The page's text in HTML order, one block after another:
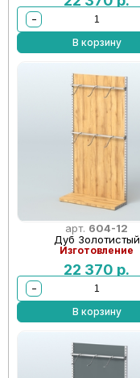
−
В корзину
арт. 604-12
Дуб Золотистый
Изготовление
22 370 р.
−
В корзину